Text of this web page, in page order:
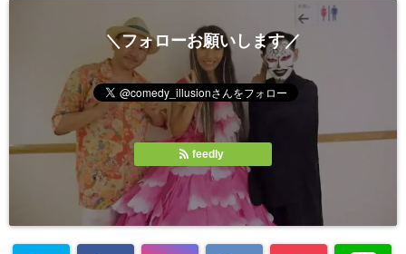
＼フォローお願いします／
feedly